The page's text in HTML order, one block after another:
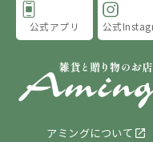
アミングについて
公式アプリ 公式